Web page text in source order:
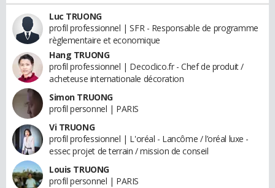
Luc TRUONG
profil professionnel | SFR - Responsable de programme
règlementaire et economique
Hang TRUONG
profil professionnel | Decoclico.fr - Chef de produit /
acheteuse internationale décoration
Simon TRUONG
profil personnel | PARIS
Vi TRUONG
profil professionnel | L'oréal - Lancôme / l’oréal luxe -
essec projet de terrain / mission de conseil
Louis TRUONG
profil personnel | PARIS